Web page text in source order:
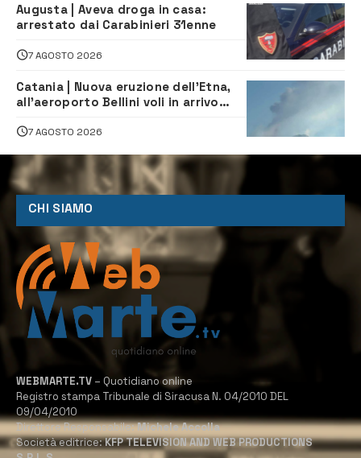
Augusta | Aveva droga in casa:
arrestato dai Carabinieri 31enne
7 AGOSTO 2026
Catania | Nuova eruzione dell’Etna,
all’aeroporto Bellini voli in arrivo
7 AGOSTO 2026
CHI SIAMO
WEBMARTE.TV – Quotidiano online
Registro stampa Tribunale di Siracusa N. 04/2010 DEL
09/04/2010
Direttore Responsabile:Michele Accolla
Società editrice:KFP TELEVISION AND WEB PRODUCTIONS